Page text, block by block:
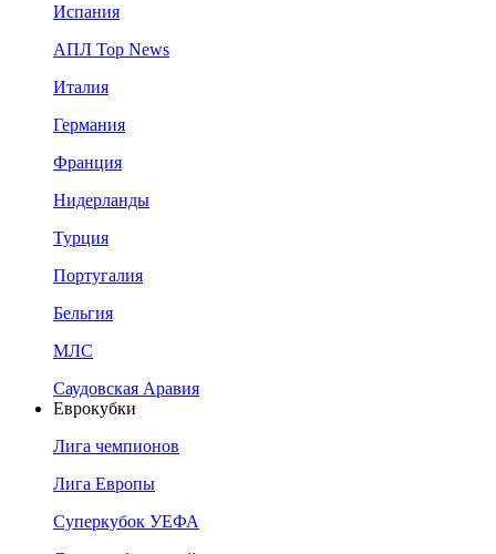
Испания
АПЛ Top News
Италия
Германия
Франция
Нидерланды
Турция
Португалия
Бельгия
МЛС
Саудовская Аравия
Еврокубки
Лига чемпионов
Лига Европы
Суперкубок УЕФА